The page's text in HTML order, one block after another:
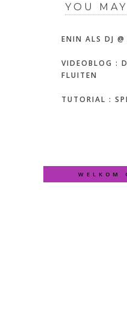
YOU
ENIN ALS DJ
VIDEOBLOG :
FLUITEN
TUTORIAL :
WELKOM